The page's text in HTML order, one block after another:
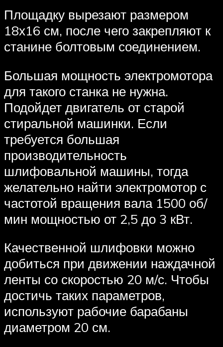
Площадку вырезают размером
18х16 см, после чего закрепляют к
станине болтовым соединением.
Большая мощность электромотора
для такого станка не нужна.
Подойдет двигатель от старой
стиральной машинки. Если
требуется большая
производительность
шлифовальной машины, тогда
желательно найти электромотор с
частотой вращения вала 1500 об/
мин мощностью от 2,5 до 3 кВт.
Качественной шлифовки можно
добиться при движении наждачной
ленты со скоростью 20 м/с. Чтобы
достичь таких параметров,
используют рабочие барабаны
диаметром 20 см.